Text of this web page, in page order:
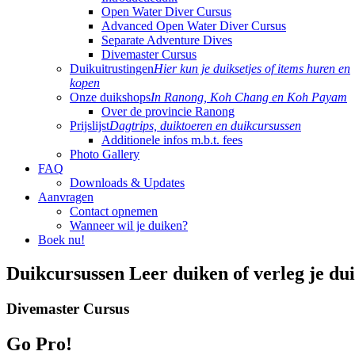
Open Water Diver Cursus
Advanced Open Water Diver Cursus
Separate Adventure Dives
Divemaster Cursus
DuikuitrustingenHier kun je duiksetjes of items huren en
kopen
Onze duikshopsIn Ranong, Koh Chang en Koh Payam
Over de provincie Ranong
PrijslijstDagtrips, duiktoeren en duikcursussen
Additionele infos m.b.t. fees
Photo Gallery
FAQ
Downloads & Updates
Aanvragen
Contact opnemen
Wanneer wil je duiken?
Boek nu!
Duikcursussen Leer duiken of verleg je
Divemaster Cursus
Go Pro!